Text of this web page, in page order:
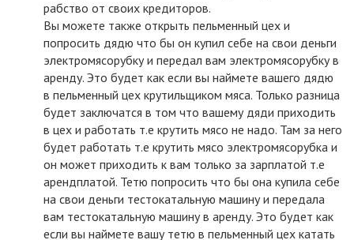
рабство от своих кредиторов.
Вы можете также открыть пельменный цех и
попросить дядю что бы он купил себе на свои деньги
электромясорубку и передал вам электромясорубку в
аренду. Это будет как если вы наймете вашего дядю
в пельменный цех крутильщиком мяса. Только разница
будет заключатся в том что вашему дяди приходить
в цех и работать т.е крутить мясо не надо. Там за него
будет работать т.е крутить мясо электромясорубка и
он может приходить к вам только за зарплатой т.е
арендплатой. Тетю попросить что бы она купила себе
на свои деньги тестокатальную машину и передала
вам тестокатальную машину в аренду. Это будет как
если вы наймете вашу тетю в пельменный цех катать